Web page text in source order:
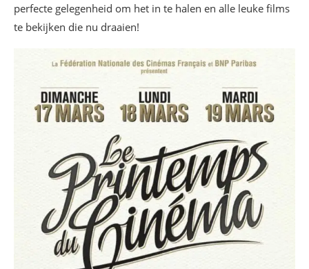
perfecte gelegenheid om het in te halen en alle leuke films
te bekijken die nu draaien!